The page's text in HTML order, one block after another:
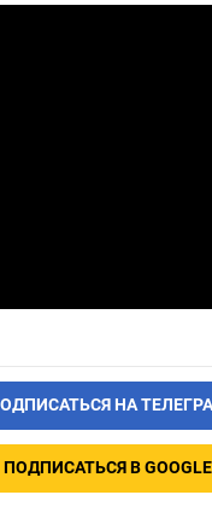
НА
ПОДПИСАТЬСЯ В GOOGLE